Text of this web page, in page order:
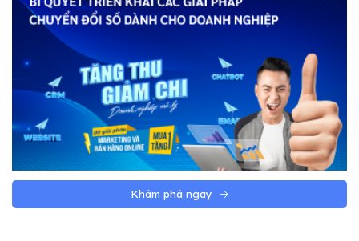
Khám phá ngay